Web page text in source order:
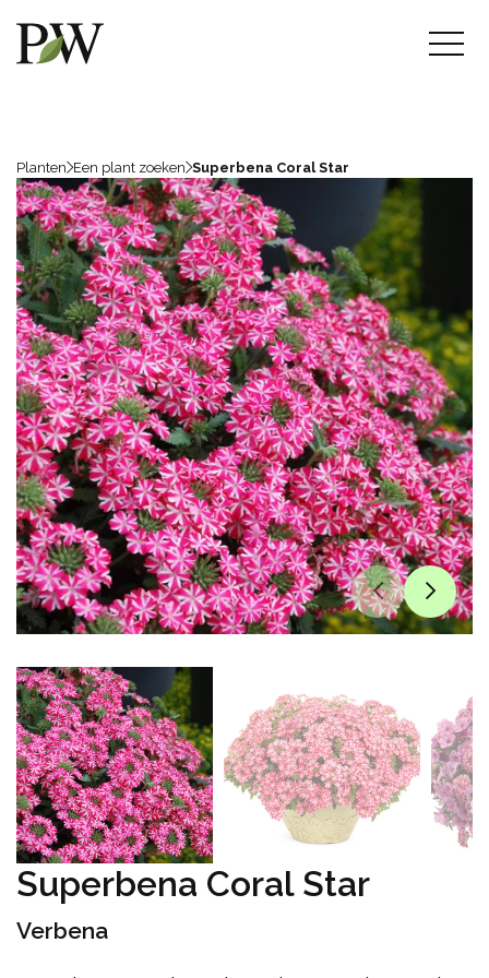
Planten Een plant zoeken Superbena Coral Star
Superbena Coral Star
Verbena